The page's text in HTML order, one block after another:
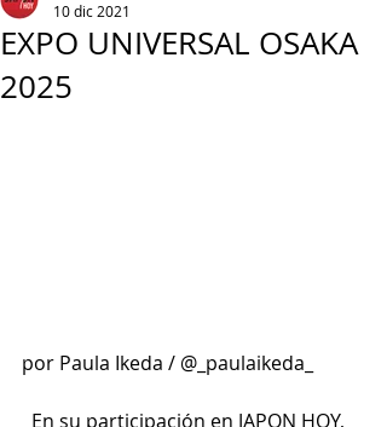
EXPO UNIVERSAL OSAKA
2025
10 dic 2021
por Paula Ikeda / @_paulaikeda_